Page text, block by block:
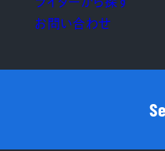
お問い合わせ